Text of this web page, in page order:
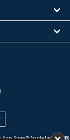
App Store為Apple Inc. 的服務